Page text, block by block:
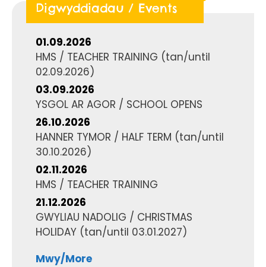
Digwyddiadau / Events
01.09.2026
HMS / TEACHER TRAINING (tan/until
02.09.2026)
03.09.2026
YSGOL AR AGOR / SCHOOL OPENS
26.10.2026
HANNER TYMOR / HALF TERM (tan/until
30.10.2026)
02.11.2026
HMS / TEACHER TRAINING
21.12.2026
GWYLIAU NADOLIG / CHRISTMAS
HOLIDAY (tan/until 03.01.2027)
Mwy/More